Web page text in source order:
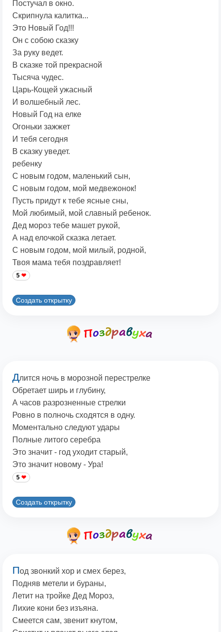
Постучал в окно.
Скрипнула калитка...
Это Новый Год!!!
Он с собою сказку
За руку ведет.
В сказке той прекрасной
Тысяча чудес.
Царь-Кощей ужасный
И волшебный лес.
Новый Год на елке
Огоньки зажжет
И тебя сегодня
В сказку уведет.
ребенку
С новым годом, маленький сын,
С новым годом, мой медвежонок!
Пусть придут к тебе ясные сны,
Мой любимый, мой славный ребенок.
Дед мороз тебе машет рукой,
А над елочкой сказка летает.
С новым годом, мой милый, родной,
Твоя мама тебя поздравляет!
5
Создать открытку
Длится ночь в морозной перестрелке
Обретает ширь и глубину,
А часов разрозненные стрелки
Ровно в полночь сходятся в одну.
Моментально следуют удары
Полные литого серебра
Это значит - год уходит старый,
Это значит новому - Ура!
5
Создать открытку
Под звонкий хор и смех берез,
Подняв метели и бураны,
Летит на тройке Дед Мороз,
Лихие кони без изъяна.
Смеется сам, звенит кнутом,